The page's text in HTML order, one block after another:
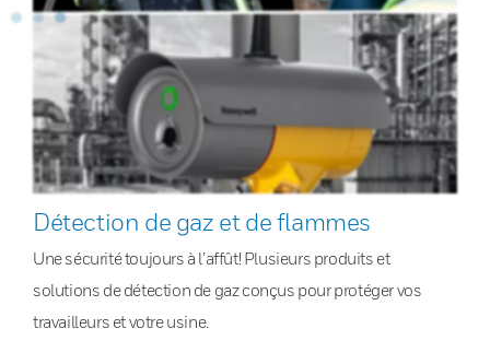
Détection de gaz et de flammes
Une sécurité toujours à l’affût! Plusieurs produits et
solutions de détection de gaz conçus pour protéger vos
travailleurs et votre usine.